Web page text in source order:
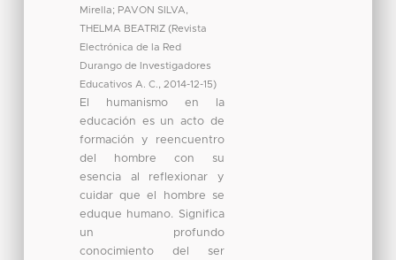
Mirella; PAVON SILVA,
THELMA BEATRIZ (Revista
Electrónica de la Red
Durango de Investigadores
Educativos A. C.
2014-12-15)
El humanismo en la
educación es un acto de
formación y reencuentro
del hombre con su
esencia al reflexionar y
cuidar que el hombre se
eduque humano. Significa
un profundo
conocimiento del ser